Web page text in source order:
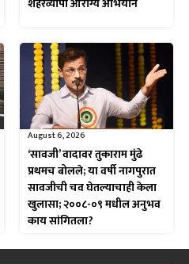
August 6, 2026
‘सावजी’ वादावर तुकाराम मुंढे
प्रथमच बोलले; या वर्षी नागपुरात
सावजीची चव घेतल्याचाही केला
खुलासा; २००८-०९ मधील अनुभव
काय सांगितला?